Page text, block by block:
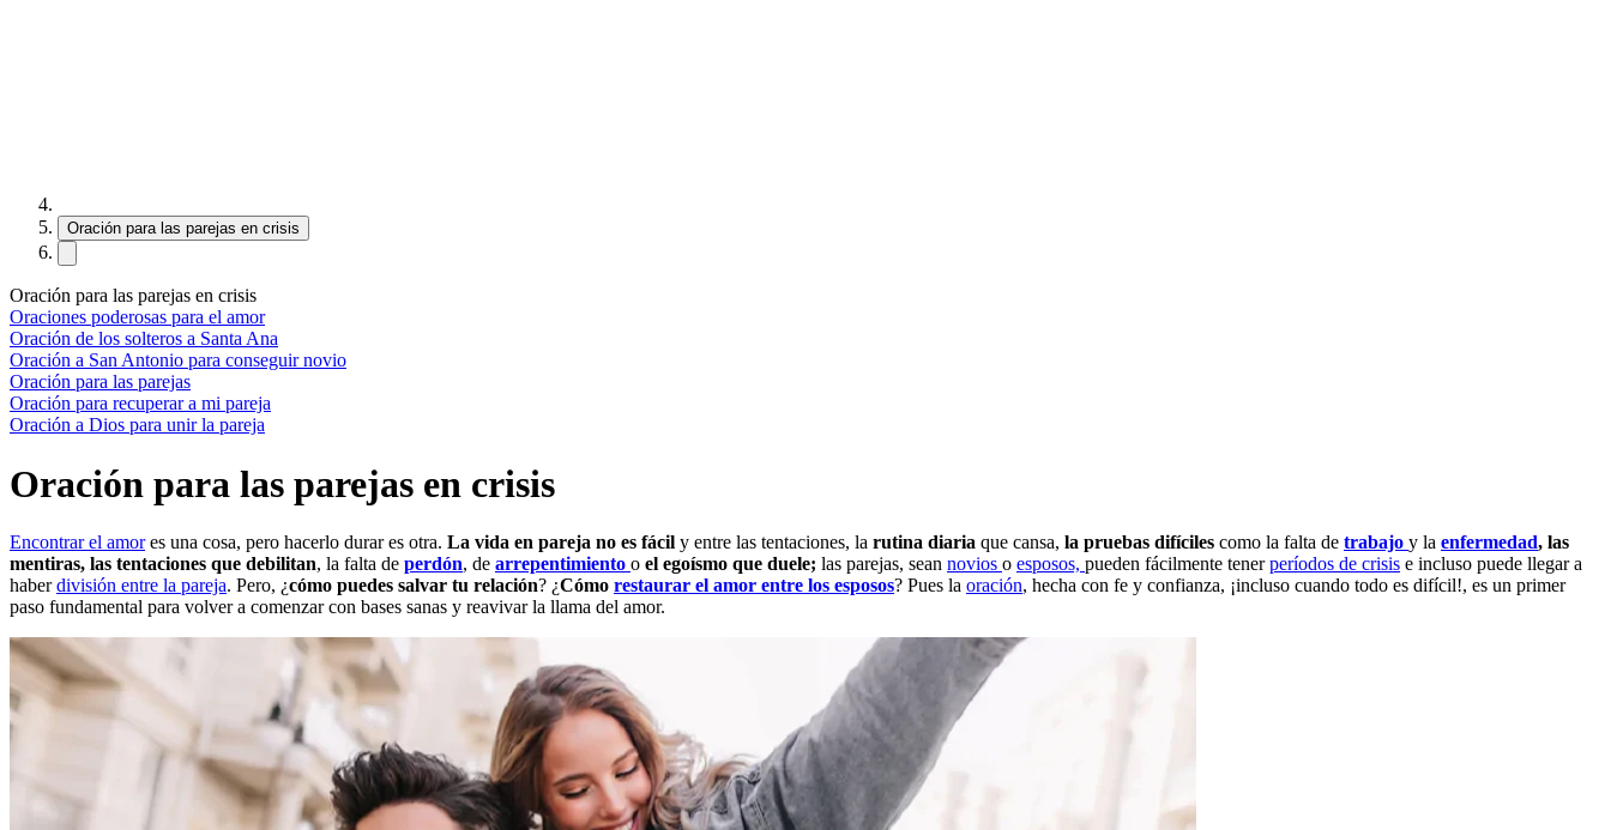
Oración para las parejas en crisis
Oración para las parejas en crisis
Oraciones poderosas para el amor
Oración de los solteros a Santa Ana
Oración a San Antonio para conseguir novio
Oración para las parejas
Oración para recuperar a mi pareja
Oración a Dios para unir la pareja
Oración para las parejas en crisis
Encontrar el amores una cosa, pero hacerlo durar es otra. La vida en pareja no es fácil y entre las tentaciones, la rutina diaria que cansa, la pruebas difíciles como la falta de trabajo y la enfermedad, las
mentiras, las tentaciones que debilitan, la falta de perdón, de arrepentimiento o el egoísmo que duele; las parejas, sean novios o esposos, pueden fácilmente tenerperíodos de crisis e incluso puede llegar a
haberdivisión entre la pareja. Pero, ¿cómo puedes salvar tu relación? ¿Cómo restaurar el amor entre los esposos? Pues la oración, hecha con fe y confianza, ¡incluso cuando todo es difícil!, es un primer
paso fundamental para volver a comenzar con bases sanas y reavivar la llama del amor.